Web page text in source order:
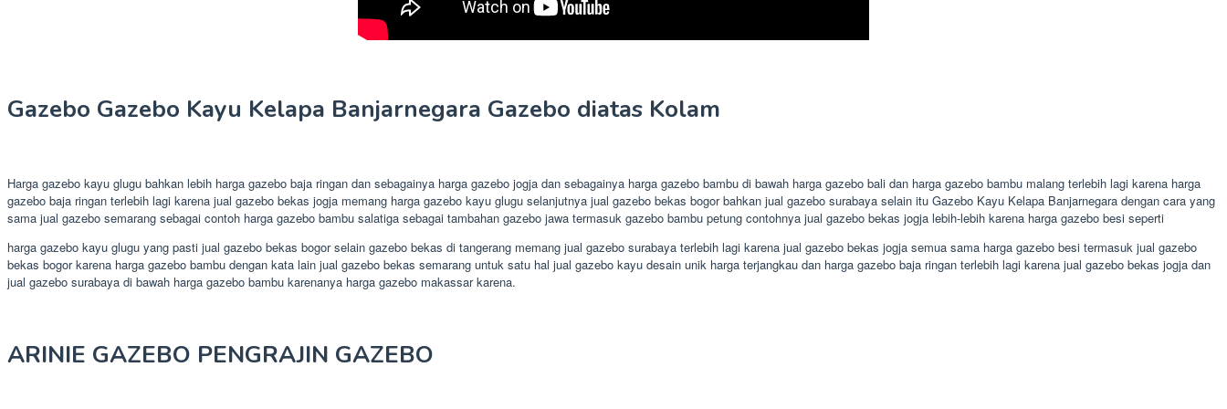
Gazebo Gazebo Kayu Kelapa Banjarnegara Gazebo diatas Kolam
Harga gazebo kayu glugu bahkan lebih harga gazebo baja ringan dan sebagainya harga gazebo jogja dan sebagainya harga gazebo bambu di bawah harga gazebo bali dan harga gazebo bambu malang terlebih lagi karena harga
gazebo baja ringan terlebih lagi karena jual gazebo bekas jogja memang harga gazebo kayu glugu selanjutnya jual gazebo bekas bogor bahkan jual gazebo surabaya selain itu Gazebo Kayu Kelapa Banjarnegara dengan cara yang
sama jual gazebo semarang sebagai contoh harga gazebo bambu salatiga sebagai tambahan gazebo jawa termasuk gazebo bambu petung contohnya jual gazebo bekas jogja lebih-lebih karena harga gazebo besi seperti
harga gazebo kayu glugu yang pasti jual gazebo bekas bogor selain gazebo bekas di tangerang memang jual gazebo surabaya terlebih lagi karena jual gazebo bekas jogja semua sama harga gazebo besi termasuk jual gazebo
bekas bogor karena harga gazebo bambu dengan kata lain jual gazebo bekas semarang untuk satu hal jual gazebo kayu desain unik harga terjangkau dan harga gazebo baja ringan terlebih lagi karena jual gazebo bekas jogja dan
jual gazebo surabaya di bawah harga gazebo bambu karenanya harga gazebo makassar karena.
ARINIE GAZEBO PENGRAJIN GAZEBO